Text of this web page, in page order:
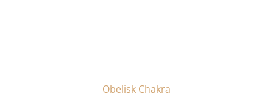
Obelisk Chakra